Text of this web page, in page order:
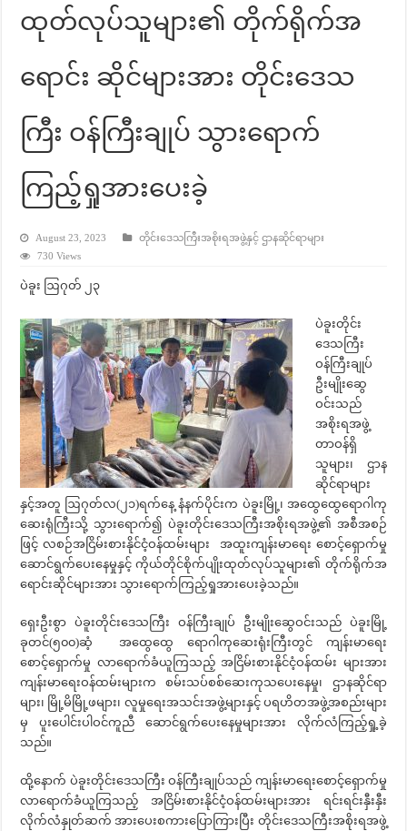
ထုတ်လုပ်သူများ၏ တိုက်ရိုက်အ
ရောင်း ဆိုင်များအား တိုင်းဒေသ
ကြီး ဝန်ကြီးချုပ် သွားရောက်
ကြည့်ရှုအားပေးခဲ့
August 23, 2023
တိုင်းဒေသကြီးအစိုးရအဖွဲ့နှင့် ဌာနဆိုင်ရာများ
730 Views
ပဲခူး ဩဂုတ် ၂၃
ပဲခူးတိုင်း
ဒေသကြီး
ဝန်ကြီးချုပ်
ဦးမျိုးဆွေ
ဝင်းသည်
အစိုးရအဖွဲ့
တာဝန်ရှိ
သူများ၊ ဌာန
ဆိုင်ရာများ
နှင့်အတူ ဩဂုတ်လ(၂၁)ရက်နေ့ နံနက်ပိုင်းက ပဲခူးမြို့၊ အထွေထွေရောဂါကု
ဆေးရုံကြီးသို့ သွားရောက်၍ ပဲခူးတိုင်းဒေသကြီးအစိုးရအဖွဲ့၏ အစီအစဉ်
ဖြင့် လစဉ်အငြိမ်းစားနိုင်ငံ့ဝန်ထမ်းများ အထူးကျန်းမာရေး စောင့်ရှောက်မှု
ဆောင်ရွက်ပေးနေမှုနှင့် ကိုယ်တိုင်စိုက်ပျိုးထုတ်လုပ်သူများ၏ တိုက်ရိုက်အ
ရောင်းဆိုင်များအား သွားရောက်ကြည့်ရှုအားပေးခဲ့သည်။
ရှေးဦးစွာ ပဲခူးတိုင်းဒေသကြီး ဝန်ကြီးချုပ် ဦးမျိုးဆွေဝင်းသည် ပဲခူးမြို့
ခုတင်(၅၀၀)ဆံ့ အထွေထွေ ရောဂါကုဆေးရုံးကြီးတွင် ကျန်းမာရေး
စောင့်ရှောက်မှု လာရောက်ခံယူကြသည့် အငြိမ်းစားနိုင်ငံ့ဝန်ထမ်း များအား
ကျန်းမာရေးဝန်ထမ်းများက စမ်းသပ်စစ်ဆေးကုသပေးနေမှု၊ ဌာနဆိုင်ရာ
များ၊ မြို့မိမြို့ဖများ၊ လူမှုရေးအသင်းအဖွဲ့များနှင့် ပရဟိတအဖွဲ့အစည်းများ
မှ ပူးပေါင်းပါဝင်ကူညီ ဆောင်ရွက်ပေးနေမှုများအား လိုက်လံကြည့်ရှု့ခဲ့
သည်။
ထို့နောက် ပဲခူးတိုင်းဒေသကြီး ဝန်ကြီးချုပ်သည် ကျန်းမာရေးစောင့်ရှောက်မှု
လာရောက်ခံယူကြသည့် အငြိမ်းစားနိုင်ငံ့ဝန်ထမ်းများအား ရင်းရင်းနှီးနှီး
လိုက်လံနှုတ်ဆက် အားပေးစကားပြောကြားပြီး တိုင်းဒေသကြီးအစိုးရအဖွဲ့